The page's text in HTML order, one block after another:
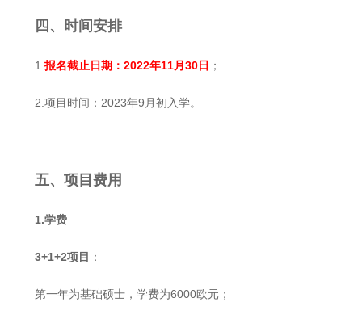
四、时间安排
1. 报名截止日期： 2022年11月 30日 ；
2.项目时间：2023年9月初入学。
五、项目费用
1.学费
3+1+2项目 ：
第一年为基础硕士，学费为6000欧元；